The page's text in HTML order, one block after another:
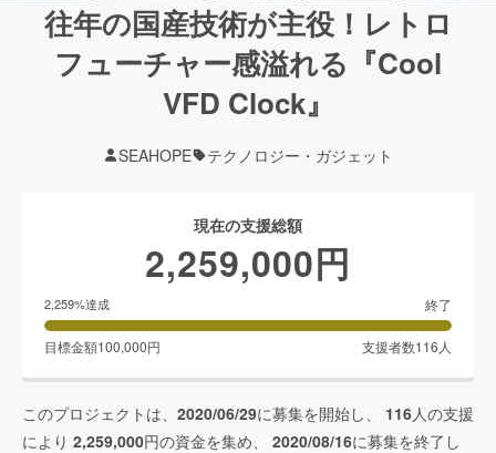
往年の国産技術が主役！レトロ
フューチャー感溢れる『Cool
VFD Clock』
SEAHOPE テクノロジー・ガジェット
現在の支援総額
2,259,000円
2,259%達成 終了
目標金額100,000円 支援者数116 人
このプロジェクトは、 2020/06/29に募集を開始し、 116人の支援
により 2,259,000円の資金を集め、 2020/08/16に募集を終了し